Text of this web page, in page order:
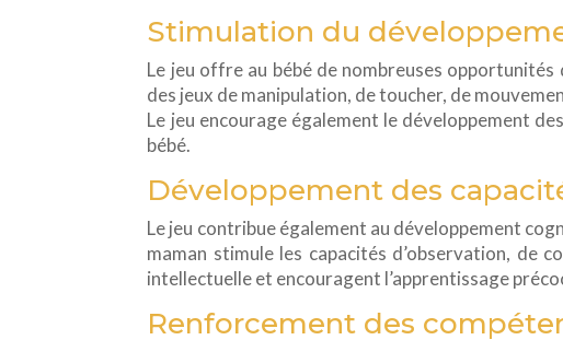
Stimulation du
Le jeu offre au bébé de nombreuses
des jeux de manipulation, de toucher, de
Le jeu encourage également le développement
bébé.
Développement des
Le jeu contribue également au développement
maman stimule les capacités d’observation, de
intellectuelle et encouragent l’apprentissage
Renforcement des